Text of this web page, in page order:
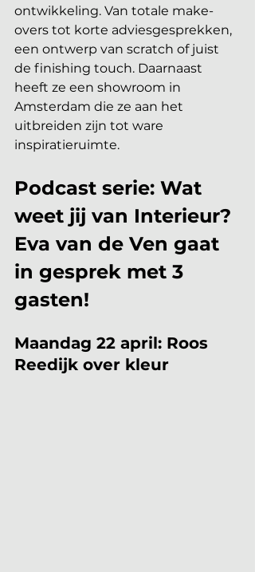
ontwikkeling. Van totale make-
overs tot korte adviesgesprekken,
een ontwerp van scratch of juist
de finishing touch. Daarnaast
heeft ze een showroom in
Amsterdam die ze aan het
uitbreiden zijn tot ware
inspiratieruimte.
Podcast serie: Wat
weet jij van Interieur?
Eva van de Ven gaat
in gesprek met 3
gasten!
Maandag 22 april: Roos
Reedijk over kleur